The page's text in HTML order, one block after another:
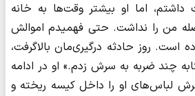
داشتم، اما او بیشتر وقت‌ها به خانه
من را نداشت. حتی فهمیدم اموالش
است. روز حادثه درگیری‌مان بالاگرفت،
چند ضربه به سرش زدم.» او در ادامه
لباس‌های او را داخل کیسه ریخته و